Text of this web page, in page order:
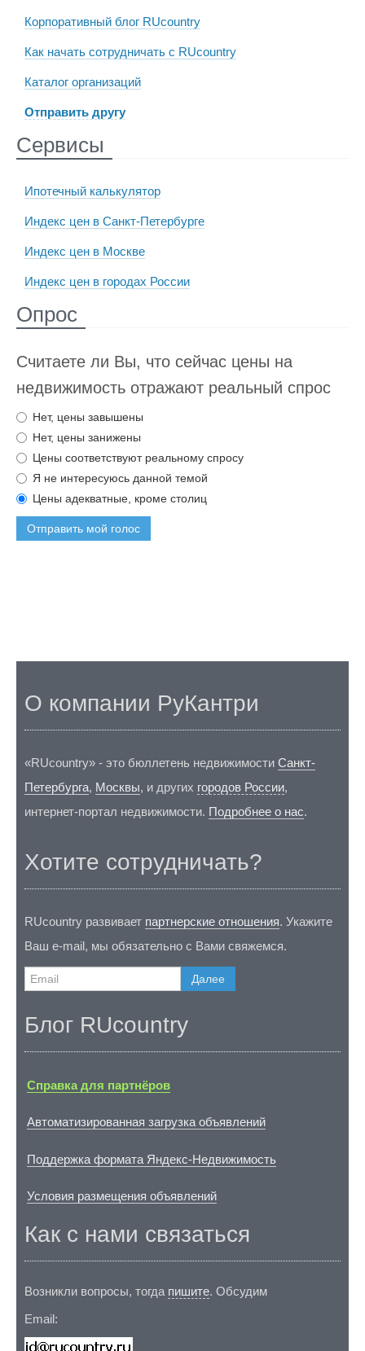
Корпоративный блог RUcountry
Как начать сотрудничать с RUcountry
Каталог организаций
Отправить другу
Сервисы
Ипотечный калькулятор
Индекс цен в Санкт-Петербурге
Индекс цен в Москве
Индекс цен в городах России
Опрос
Считаете ли Вы, что сейчас цены на
недвижимость отражают реальный спрос
Нет, цены завышены
Нет, цены занижены
Цены соответствуют реальному спросу
Я не интересуюсь данной темой
Цены адекватные, кроме столиц
Отправить мой голос
О компании РуКантри
«RUcountry» - это бюллетень недвижимости Санкт-
Петербурга, Москвы, и других городов России,
интернет-портал недвижимости. Подробнее о нас.
Хотите сотрудничать?
RUcountry развивает партнерские отношения. Укажите
Ваш e-mail, мы обязательно с Вами свяжемся.
Далее
Блог RUcountry
Справка для партнёров
Автоматизированная загрузка объявлений
Поддержка формата Яндекс-Недвижимость
Условия размещения объявлений
Как с нами связаться
Возникли вопросы, тогда пишите. Обсудим
Email: